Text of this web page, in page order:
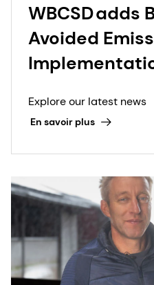
WBCSD adds
Avoided
Explore our latest news
En savoir plus